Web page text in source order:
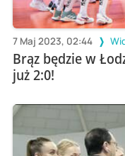
7 Maj 2023, 02:44
Brąz będzie w
już 2:0!